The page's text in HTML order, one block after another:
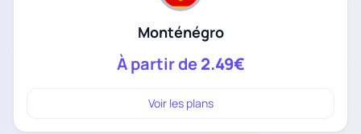
Monténégro
À partir de2.49€
Voir les plans